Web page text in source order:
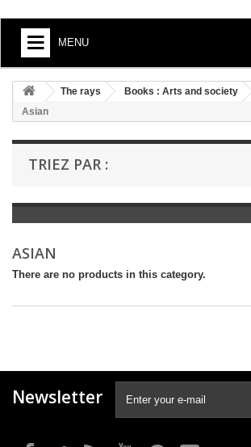
MENU
BOOKS : ARTS AND SOCIETY
BOOKS : LITERATURE
BOOKS : YOUTH
LIVRES ANCIENS AVANT 1945
The rays Books : Arts and society
Asian
TRIEZ PAR :
ASIAN
There are no products in this category.
Newsletter